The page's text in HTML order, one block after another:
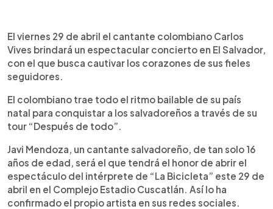
Escuchar artículo
El viernes 29 de abril el cantante colombiano Carlos
Vives brindará un espectacular concierto en El Salvador,
con el que busca cautivar los corazones de sus fieles
seguidores.
El colombiano trae todo el ritmo bailable de su país
natal para conquistar a los salvadoreños a través de su
tour “Después de todo”.
Javi Mendoza, un cantante salvadoreño, de tan solo 16
años de edad, será el que tendrá el honor de abrir el
espectáculo del intérprete de “La Bicicleta” este 29 de
abril en el Complejo Estadio Cuscatlán. Así lo ha
confirmado el propio artista en sus redes sociales.